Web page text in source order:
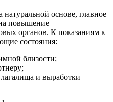
натуральной основе, главное
повышение
органов. К показаниям к
состояния:
близости;
и выработки